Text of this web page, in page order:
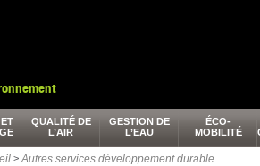
QUALITÉ DE
L’AIR
GESTION DE
L’EAU
ÉCO-
MOBILITÉ
> Autres services développement durable